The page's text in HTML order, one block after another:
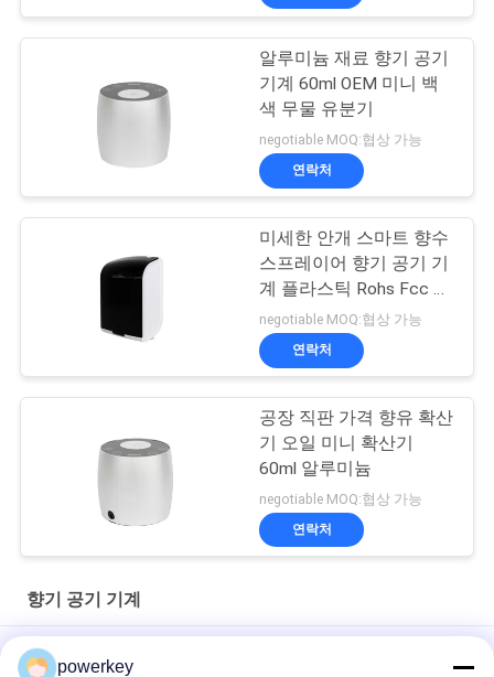
알루미늄 재료 향기 공기
기계 60ml OEM 미니 백
색 무물 유분기
negotiable MOQ:협상 가능
연락처
미세한 안개 스마트 향수
스프레이어 향기 공기 기
계 플라스틱 Rohs Fcc 승
인 향수
negotiable MOQ:협상 가능
연락처
공장 직판 가격 향유 확산
기 오일 미니 확산기
60ml 알루미늄
negotiable MOQ:협상 가능
연락처
향기 공기 기계
중국 제조 직판 디퓨저 미니 전기 디퓨저 60ml 알루미늄
powerkey